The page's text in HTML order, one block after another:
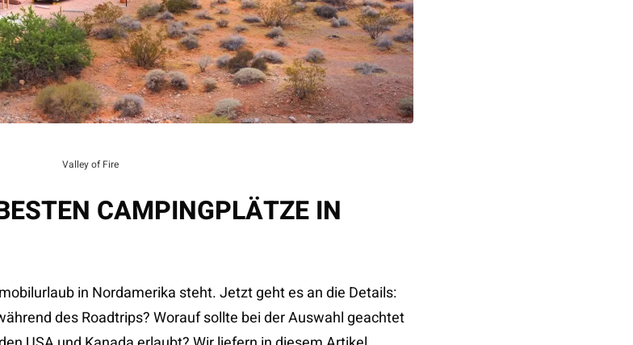
Valley of Fire
CAMPINGPLÄTZE IN
in Nordamerika steht. Jetzt geht es an die Details:
des Roadtrips? Worauf sollte bei der Auswahl geachtet